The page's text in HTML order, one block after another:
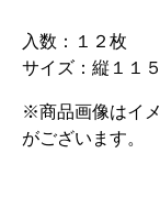
入数：１２枚
サイズ：縦１１
※商品画像はイ
がございます。